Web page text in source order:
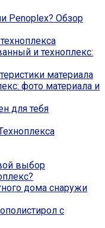
Penoplex? Обзор
и техноплекс:
материала
фото материала и
для тебя
выбор
дома снаружи
с